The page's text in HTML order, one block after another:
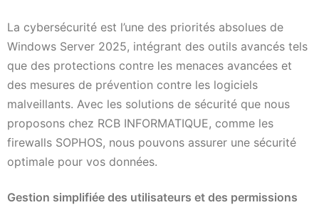
La cybersécurité est l’une des priorités absolues de
Windows Server 2025, intégrant des outils avancés tels
que des protections contre les menaces avancées et
des mesures de prévention contre les logiciels
malveillants. Avec les solutions de sécurité que nous
proposons chez RCB INFORMATIQUE, comme les
firewalls SOPHOS, nous pouvons assurer une sécurité
optimale pour vos données.
Gestion simplifiée des utilisateurs et des permissions